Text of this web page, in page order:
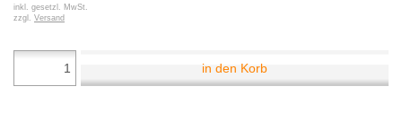
inkl. gesetzl. MwSt.
zzgl. Versand
in den Korb